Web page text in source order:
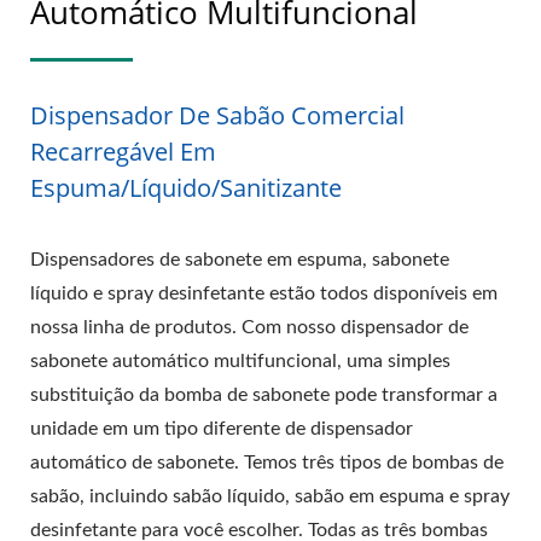
Automático Multifuncional
Dispensador De Sabão Comercial
Recarregável Em
Espuma/Líquido/Sanitizante
Dispensadores de sabonete em espuma, sabonete
líquido e spray desinfetante estão todos disponíveis em
nossa linha de produtos. Com nosso dispensador de
sabonete automático multifuncional, uma simples
substituição da bomba de sabonete pode transformar a
unidade em um tipo diferente de dispensador
automático de sabonete. Temos três tipos de bombas de
sabão, incluindo sabão líquido, sabão em espuma e spray
desinfetante para você escolher. Todas as três bombas